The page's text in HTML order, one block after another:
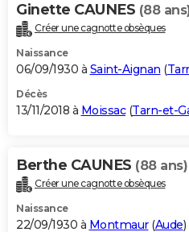
Ginette CAUNES (88
Créer une cagnotte obsèques
Naissance
06/09/1930 à Saint-Aignan (
Décès
13/11/2018 à Moissac(Tarn-et-
Berthe CAUNES (88 ans)
Créer une cagnotte obsèques
Naissance
22/09/1930 à Montmaur(Aude)